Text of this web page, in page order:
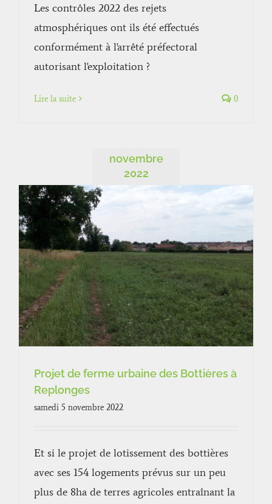
Les contrôles 2022 des rejets
atmosphériques ont ils été effectués
conformément à l'arrêté préfectoral
autorisant l'exploitation ?
Lire la suite 0
novembre
2022
Projet de ferme urbaine des Bottières à
Replonges
samedi 5 novembre 2022
Et si le projet de lotissement des bottières
avec ses 154 logements prévus sur un peu
plus de 8ha de terres agricoles entraînant la